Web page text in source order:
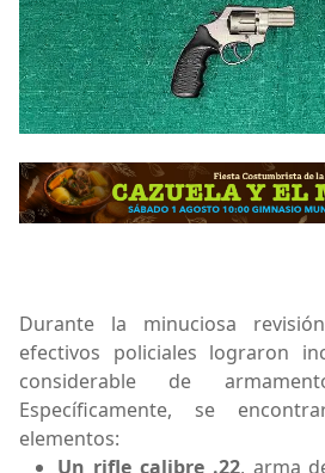
Durante la minuciosa
efectivos policiales lograron
considerable de
Específicamente, se
elementos:
Un rifle calibre .22, arma